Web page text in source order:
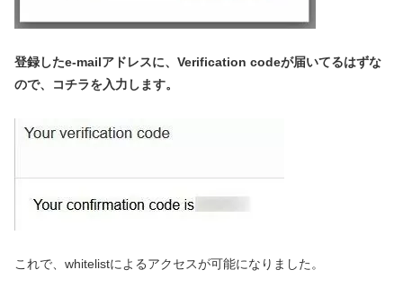
登録したe-mailアドレスに、Verification codeが届いてるはずな
ので、コチラを入力します。
これで、whitelistによるアクセスが可能になりました。